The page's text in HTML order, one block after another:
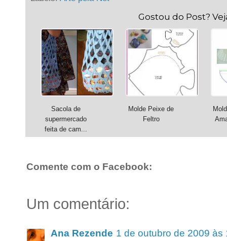
Gostou do Post?
Sacola de
supermercado
feita de cam...
Molde Peixe de
Feltro
Comente com o Facebook:
Um comentário:
Ana Rezende 1 de outubro de 2009 às